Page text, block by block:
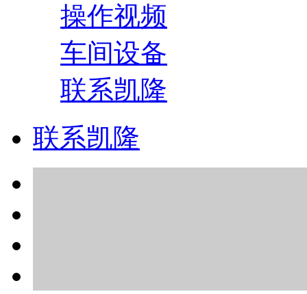
操作视频
车间设备
联系凯隆
联系凯隆